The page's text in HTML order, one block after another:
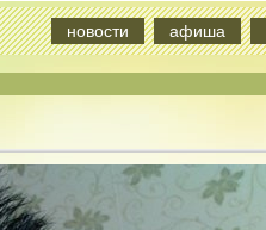
новости афиша